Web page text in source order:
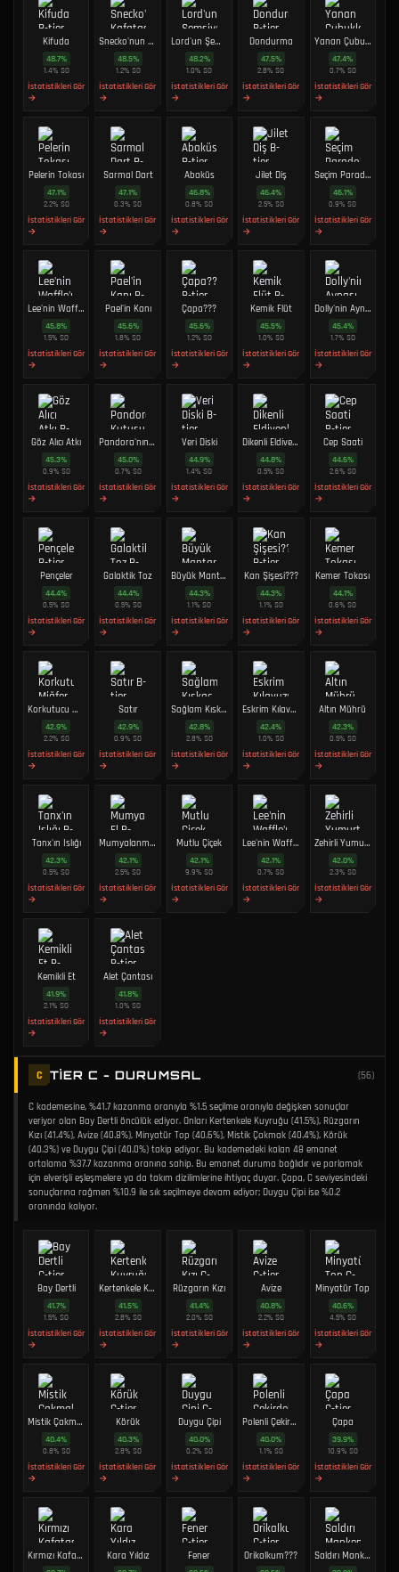
Kifuda
48.7%
1.4% SO
İstatistikleri Gör
→
Snecko'nun Kafatası
48.5%
1.2% SO
İstatistikleri Gör
→
Lord'un Şemsiyesi
48.2%
1.0%SO
İstatistikleri Gör
→
Dondurma
47.5%
2.8%SO
İstatistikleri Gör
→
Yanan Çubuklar
47.4%
0.7% SO
İstatistikleri Gör
→
Pelerin Tokası
47.1%
2.2% SO
İstatistikleri Gör
→
Sarmal Dart
47.1%
0.3%SO
İstatistikleri Gör
→
Abaküs
46.8%
0.8%SO
İstatistikleri Gör
→
Jilet Diş
46.4%
2.5% SO
İstatistikleri Gör
→
Seçim Paradoksu
46.1%
0.9%SO
İstatistikleri Gör
→
Lee'nin Waffle'ı
45.8%
1.5%SO
İstatistikleri Gör
→
Pael'in Kanı
45.6%
1.8%SO
İstatistikleri Gör
→
Çapa???
45.6%
1.2% SO
İstatistikleri Gör
→
Kemik Flüt
45.5%
1.0% SO
İstatistikleri Gör
→
Dolly'nin Aynası
45.4%
1.7% SO
İstatistikleri Gör
→
Göz Alıcı Atkı
45.3%
0.9% SO
İstatistikleri Gör
→
Pandora'nın Kutusu
45.0%
0.7% SO
İstatistikleri Gör
→
Veri Diski
44.9%
1.4%SO
İstatistikleri Gör
→
Dikenli Eldivenler
44.8%
0.5%SO
İstatistikleri Gör
→
Cep Saati
44.6%
2.6% SO
İstatistikleri Gör
→
Pençeler
44.4%
0.5%SO
İstatistikleri Gör
→
Galaktik Toz
44.4%
0.5% SO
İstatistikleri Gör
→
Büyük Mantar
44.3%
1.1%SO
İstatistikleri Gör
→
Kan Şişesi???
44.3%
1.1% SO
İstatistikleri Gör
→
Kemer Tokası
44.1%
0.6%SO
İstatistikleri Gör
→
Korkutucu Miğfer
42.9%
2.2% SO
İstatistikleri Gör
→
Satır
42.9%
0.9%SO
İstatistikleri Gör
→
Sağlam Kıskaç
42.8%
2.8% SO
İstatistikleri Gör
→
Eskrim Kılavuzu
42.4%
1.0% SO
İstatistikleri Gör
→
Altın Mührü
42.3%
0.5% SO
İstatistikleri Gör
→
Tanx'ın Islığı
42.3%
0.5%SO
İstatistikleri Gör
→
Mumyalanmış El
42.1%
2.5%SO
İstatistikleri Gör
→
Mutlu Çiçek
42.1%
9.9%SO
İstatistikleri Gör
→
Lee'nin Waffle'ı???
42.1%
0.7%SO
İstatistikleri Gör
→
Zehirli Yumurta
42.0%
2.3% SO
İstatistikleri Gör
→
Kemikli Et
41.9%
2.1%SO
İstatistikleri Gör
→
Alet Çantası
41.8%
1.0%SO
İstatistikleri Gör
→
C TIER C - DURUMSAL (56)
C kademesine, %41.7 kazanma oranıyla %1.5 seçilme oranıyla değişken sonuçlar
veriyor olan Bay Dertli öncülük ediyor. Onları Kertenkele Kuyruğu (41.5%), Rüzgarın
Kızı (41.4%), Avize (40.8%), Minyatür Top (40.6%), Mistik Çakmak (40.4%), Körük
(40.3%) ve Duygu Çipi (40.0%) takip ediyor. Bu kademedeki kalan 48 emanet
ortalama %37.7 kazanma oranına sahip. Bu emanet duruma bağlıdır ve parlamak
için elverişli eşleşmelere ya da takım dizilimlerine ihtiyaç duyar. Çapa, C seviyesindeki
sonuçlarına rağmen %10.9 ile sık seçilmeye devam ediyor; Duygu Çipi ise %0.2
oranında kalıyor.
Bay Dertli
41.7%
1.5%SO
İstatistikleri Gör
→
Kertenkele Kuyruğu
41.5%
2.8% SO
İstatistikleri Gör
→
Rüzgarın Kızı
41.4%
2.0% SO
İstatistikleri Gör
→
Avize
40.8%
2.2% SO
İstatistikleri Gör
→
Minyatür Top
40.6%
4.5% SO
İstatistikleri Gör
→
Mistik Çakmak
40.4%
0.8% SO
İstatistikleri Gör
→
Körük
40.3%
2.8% SO
İstatistikleri Gör
→
Duygu Çipi
40.0%
0.2% SO
İstatistikleri Gör
→
Polenli Çekirdek
40.0%
1.1% SO
İstatistikleri Gör
→
Çapa
39.9%
10.9% SO
İstatistikleri Gör
→
Kırmızı Kafatası Kara Yıldız Fener Orikalkum??? Saldırı Mankeni???